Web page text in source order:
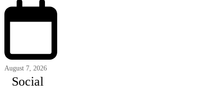
August 7, 2026
Social